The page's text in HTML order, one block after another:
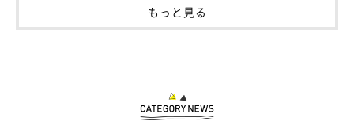
「昼夜問わず『一緒に寝るよ〜』の呼びかけに反応して、毎日来
もっと見る